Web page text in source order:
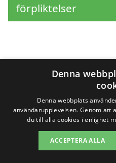
förpliktelser
Sök efter en
solceller i
nära Båstad
Denna
Denna webbplats
användarupplevelsen. Genom att
du till alla cookies i enlighet
ACCEPTERA ALLA